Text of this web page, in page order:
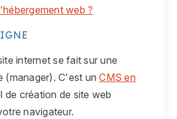
web ?
internet se fait sur une
(manager). C'est unCMS en
de création de site web
navigateur.